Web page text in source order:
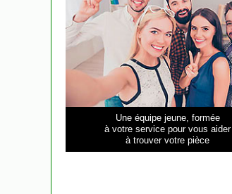
Une équipe jeune, formée
à votre service pour vous aider
à trouver votre pièce